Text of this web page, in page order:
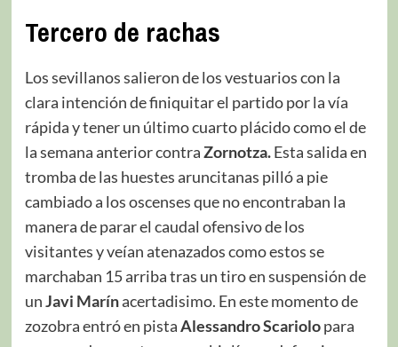
Tercero de rachas
Los sevillanos salieron de los vestuarios con la
clara intención de finiquitar el partido por la vía
rápida y tener un último cuarto plácido como el de
la semana anterior contraZornotza.Esta salida en
tromba de las huestes aruncitanas pilló a pie
cambiado a los oscenses que no encontraban la
manera de parar el caudal ofensivo de los
visitantes y veían atenazados como estos se
marchaban 15 arriba tras un tiro en suspensión de
unJavi Marínacertadisimo. En este momento de
zozobra entró en pistaAlessandro Scariolopara